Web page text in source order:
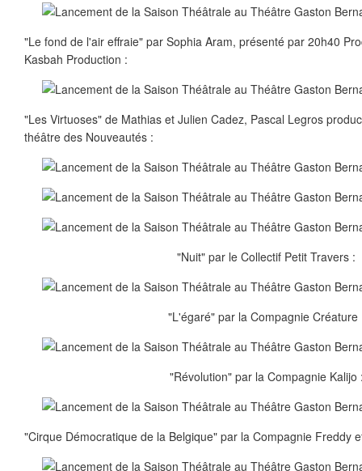
"Le fond de l'air effraie" par Sophia Aram, présenté par 20h40
Kasbah Production :
"Les Virtuoses" de Mathias et Julien Cadez, Pascal Legros
théâtre des Nouveautés :
"Nuit" par le Collectif Petit Travers :
"L'égaré" par la Compagnie Créature
"Révolution" par la Compagnie Kalijo
"Cirque Démocratique de la Belgique" par la Compagnie Freddy